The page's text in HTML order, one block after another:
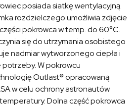
posiada siatkę wentylacyjną.
rozdzielczego umożliwia zdjęcie
pokrowca w temp. do 60°C.
się do utrzymania osobistego
nadmiar wytworzonego ciepła i
W pokrowcu
Outlast® opracowaną
w celu ochrony astronautów
Dolna część pokrowca